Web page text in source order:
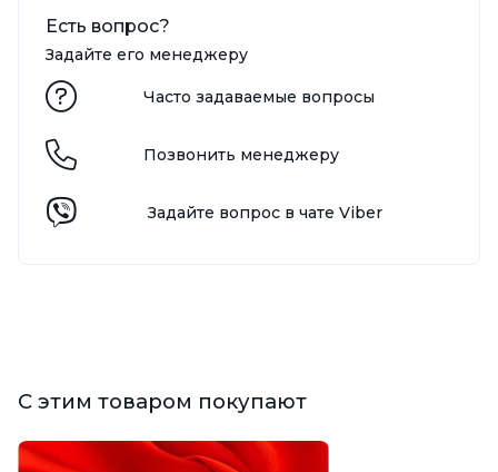
Есть вопрос?
Задайте его менеджеру
Часто задаваемые вопросы
Позвонить менеджеру
Задайте вопрос в чате Viber
С этим товаром покупают